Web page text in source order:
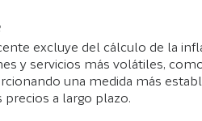
excluye del cálculo de la
y servicios más volátiles,
una medida más
precios a largo plazo.